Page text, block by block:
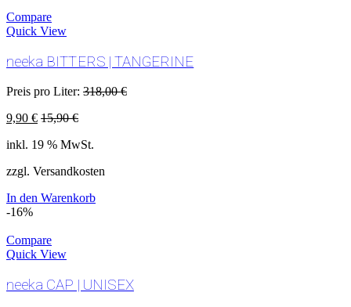
Compare
Quick View
neeka BITTERS | TANGERINE
Preis pro Liter: 318,00€
9,90 € 15,90€
inkl. 19 % MwSt.
zzgl. Versandkosten
In den Warenkorb
-16%
Compare
Quick View
neeka CAP | UNISEX